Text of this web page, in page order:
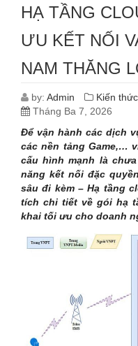
HẠ TẦNG
ƯU KẾT NỐI
NAM THĂNG
by: Admin Kiến
Tháng Ba 7, 2026
Để vận hành các dịch
các nền tảng Game,…
cấu hình mạnh là
năng kết nối đặc
sâu đi kèm – Hạ tầng
tích chi tiết về gói hạ
khai tối ưu cho doanh